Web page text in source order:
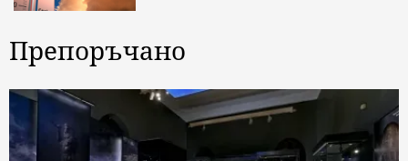
Препоръчано